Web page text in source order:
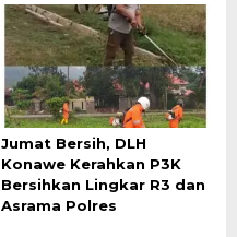
Jumat Bersih, DLH
Konawe Kerahkan P3K
Bersihkan Lingkar R3 dan
Asrama Polres